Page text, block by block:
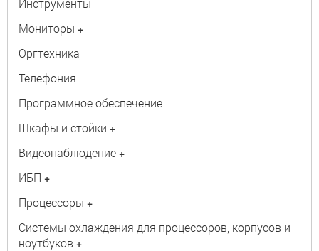
Инструменты
Мониторы +
Оргтехника
Телефония
Программное обеспечение
Шкафы и стойки +
Видеонаблюдение +
ИБП +
Процессоры +
Системы охлаждения для процессоров, корпусов и
ноутбуков +